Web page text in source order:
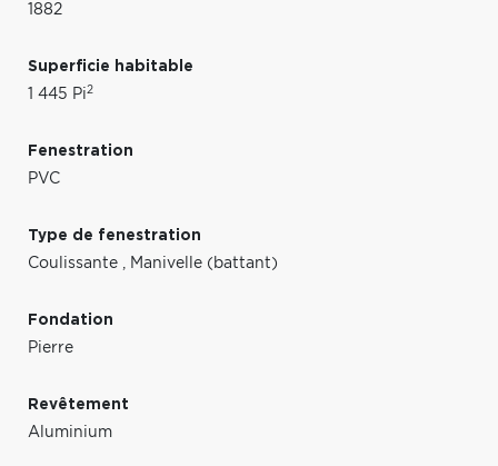
1882
Superficie habitable
1 445 Pi2
Fenestration
PVC
Type de fenestration
Coulissante , Manivelle (battant)
Fondation
Pierre
Revêtement
Aluminium